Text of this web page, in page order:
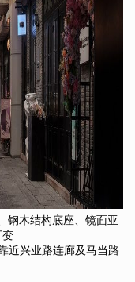
钢木结构底座、镜面亚
近兴业路连廊及马当路